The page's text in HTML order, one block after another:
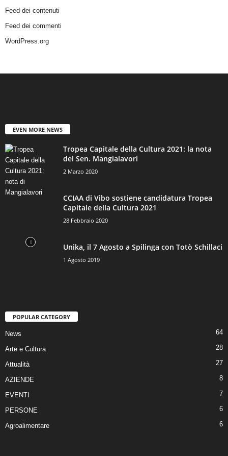
Feed dei contenuti
Feed dei commenti
WordPress.org
EVEN MORE NEWS
Tropea Capitale della Cultura 2021: la nota
del Sen. Mangialavori
2 Marzo 2020
CCIAA di Vibo sostiene candidatura Tropea
Capitale della Cultura 2021
28 Febbraio 2020
Unika, il 7 Agosto a Spilinga con Totò Schillaci
1 Agosto 2019
POPULAR CATEGORY
News 64
Arte e Cultura 28
Attualità 27
AZIENDE 8
EVENTI 7
PERSONE 6
Agroalimentare 6